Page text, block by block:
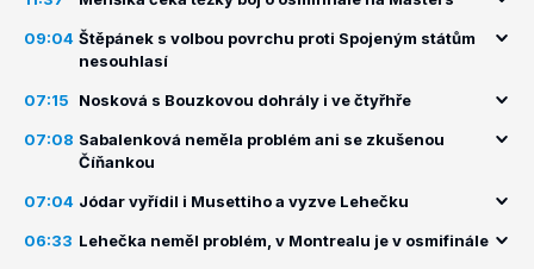
09:04 Štěpánek s volbou povrchu proti Spojeným státům
nesouhlasí
07:15 Nosková s Bouzkovou dohrály i ve čtyřhře
07:08 Sabalenková neměla problém ani se zkušenou
Číňankou
07:04 Jódar vyřídil i Musettiho a vyzve Lehečku
06:33 Lehečka neměl problém, v Montrealu je v osmifinále